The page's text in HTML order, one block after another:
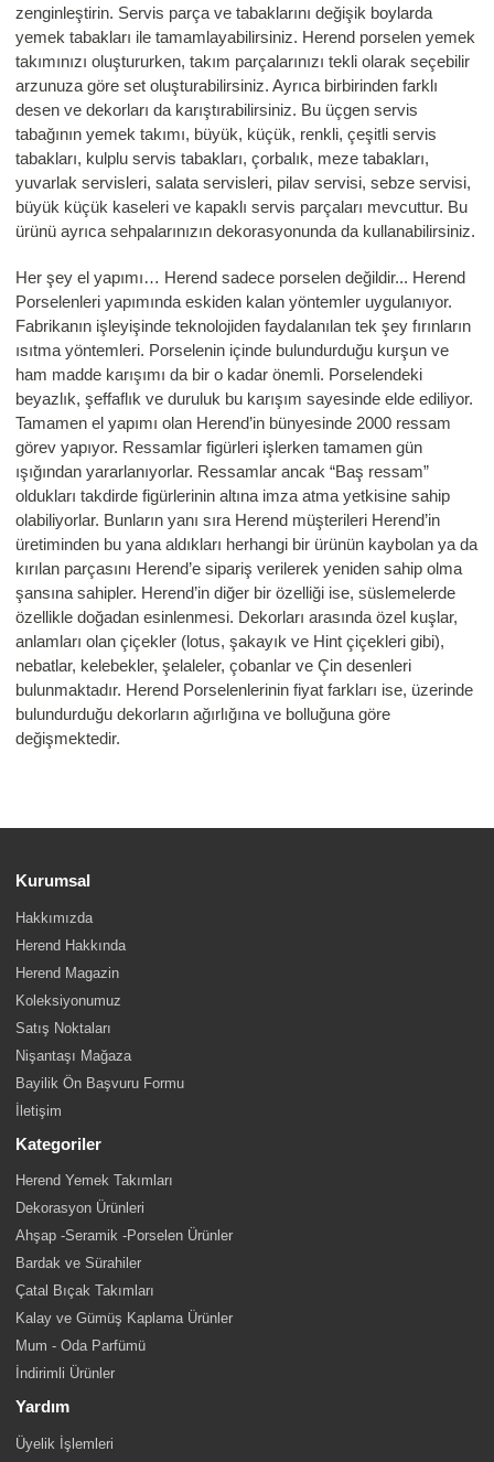
zenginleştirin. Servis parça ve tabaklarını değişik boylarda
yemek tabakları ile tamamlayabilirsiniz. Herend porselen yemek
takımınızı oluştururken, takım parçalarınızı tekli olarak seçebilir
arzunuza göre set oluşturabilirsiniz. Ayrıca birbirinden farklı
desen ve dekorları da karıştırabilirsiniz. Bu üçgen servis
tabağının yemek takımı, büyük, küçük, renkli, çeşitli servis
tabakları, kulplu servis tabakları, çorbalık, meze tabakları,
yuvarlak servisleri, salata servisleri, pilav servisi, sebze servisi,
büyük küçük kaseleri ve kapaklı servis parçaları mevcuttur. Bu
ürünü ayrıca sehpalarınızın dekorasyonunda da kullanabilirsiniz.
Her şey el yapımı… Herend sadece porselen değildir... Herend
Porselenleri yapımında eskiden kalan yöntemler uygulanıyor.
Fabrikanın işleyişinde teknolojiden faydalanılan tek şey fırınların
ısıtma yöntemleri. Porselenin içinde bulundurduğu kurşun ve
ham madde karışımı da bir o kadar önemli. Porselendeki
beyazlık, şeffaflık ve duruluk bu karışım sayesinde elde ediliyor.
Tamamen el yapımı olan Herend’in bünyesinde 2000 ressam
görev yapıyor. Ressamlar figürleri işlerken tamamen gün
ışığından yararlanıyorlar. Ressamlar ancak “Baş ressam”
oldukları takdirde figürlerinin altına imza atma yetkisine sahip
olabiliyorlar. Bunların yanı sıra Herend müşterileri Herend’in
üretiminden bu yana aldıkları herhangi bir ürünün kaybolan ya da
kırılan parçasını Herend’e sipariş verilerek yeniden sahip olma
şansına sahipler. Herend’in diğer bir özelliği ise, süslemelerde
özellikle doğadan esinlenmesi. Dekorları arasında özel kuşlar,
anlamları olan çiçekler (lotus, şakayık ve Hint çiçekleri gibi),
nebatlar, kelebekler, şelaleler, çobanlar ve Çin desenleri
bulunmaktadır. Herend Porselenlerinin fiyat farkları ise, üzerinde
bulundurduğu dekorların ağırlığına ve bolluğuna göre
değişmektedir.
Kurumsal
Hakkımızda
Herend Hakkında
Herend Magazin
Koleksiyonumuz
Satış Noktaları
Nişantaşı Mağaza
Bayilik Ön Başvuru Formu
İletişim
Kategoriler
Herend Yemek Takımları
Dekorasyon Ürünleri
Ahşap -Seramik -Porselen Ürünler
Bardak ve Sürahiler
Çatal Bıçak Takımları
Kalay ve Gümüş Kaplama Ürünler
Mum - Oda Parfümü
İndirimli Ürünler
Yardım
Üyelik İşlemleri